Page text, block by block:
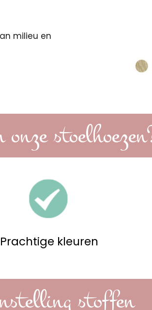
milieu en
Prachtige kleuren
stoffen